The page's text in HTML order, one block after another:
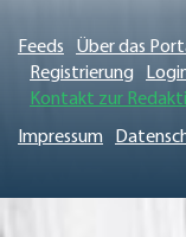
Feeds Über das
Registrierung
Kontakt zur
Impressum